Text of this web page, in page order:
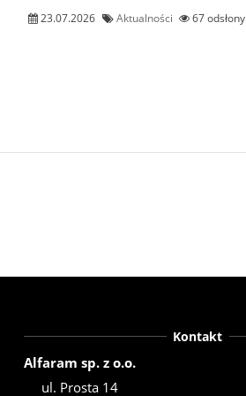
23.07.2026 Aktualności 67 odsłony
Kontakt
Alfaram sp. z o.o.
ul. Prosta 14